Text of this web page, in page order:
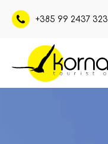
+385 99 2437 323